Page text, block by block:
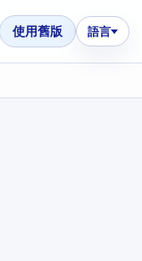
使用舊版 語言